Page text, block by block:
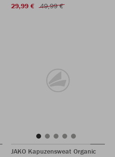
29,99 €
49,99 €
JAKO Kapuzensweat Organic